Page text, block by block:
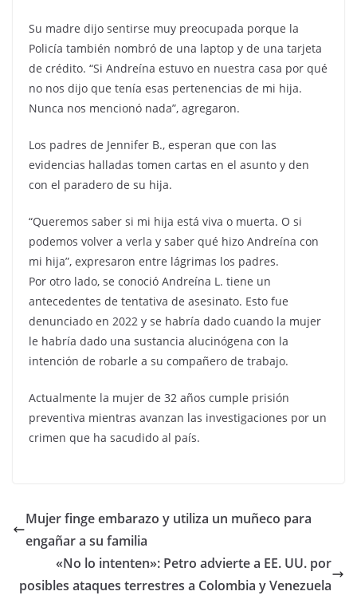
Su madre dijo sentirse muy preocupada porque la
Policía también nombró de una laptop y de una tarjeta
de crédito. “Si Andreína estuvo en nuestra casa por qué
no nos dijo que tenía esas pertenencias de mi hija.
Nunca nos mencionó nada”, agregaron.
Los padres de Jennifer B., esperan que con las
evidencias halladas tomen cartas en el asunto y den
con el paradero de su hija.
“Queremos saber si mi hija está viva o muerta. O si
podemos volver a verla y saber qué hizo Andreína con
mi hija”, expresaron entre lágrimas los padres.
Por otro lado, se conoció Andreína L. tiene un
antecedentes de tentativa de asesinato. Esto fue
denunciado en 2022 y se habría dado cuando la mujer
le habría dado una sustancia alucinógena con la
intención de robarle a su compañero de trabajo.
Actualmente la mujer de 32 años cumple prisión
preventiva mientras avanzan las investigaciones por un
crimen que ha sacudido al país.
Mujer finge embarazo y utiliza un muñeco para
engañar a su familia
«No lo intenten»: Petro advierte a EE. UU. por
posibles ataques terrestres a Colombia y Venezuela